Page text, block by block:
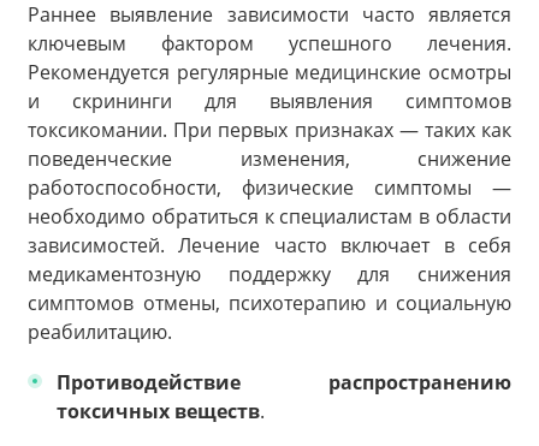
Раннее выявление зависимости часто является
ключевым фактором успешного лечения.
Рекомендуется регулярные медицинские осмотры
и скрининги для выявления симптомов
токсикомании. При первых признаках — таких как
поведенческие изменения, снижение
работоспособности, физические симптомы —
необходимо обратиться к специалистам в области
зависимостей. Лечение часто включает в себя
медикаментозную поддержку для снижения
симптомов отмены, психотерапию и социальную
реабилитацию.
Противодействие распространению
токсичных веществ.